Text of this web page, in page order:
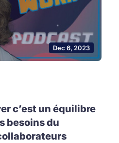
Dec 6, 2023
c’est un équilibre
besoins du